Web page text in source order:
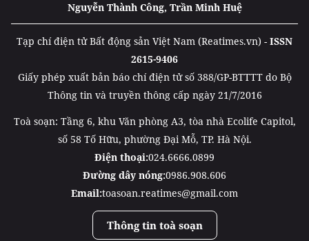
Nguyễn Thành Công, Trần Minh Huệ
Tạp chí điện tử Bất động sản Việt Nam (Reatimes.vn) - ISSN
2615-9406
Giấy phép xuất bản báo chí điện tử số 388/GP-BTTTT do Bộ
Thông tin và truyền thông cấp ngày 21/7/2016
Toà soạn: Tầng 6, khu Văn phòng A3, tòa nhà Ecolife Capitol,
số 58 Tố Hữu, phường Đại Mỗ, TP. Hà Nội.
Điện thoại:024.6666.0899
Đường dây nóng:0986.908.606
Email:toasoan.reatimes@gmail.com
Thông tin toà soạn